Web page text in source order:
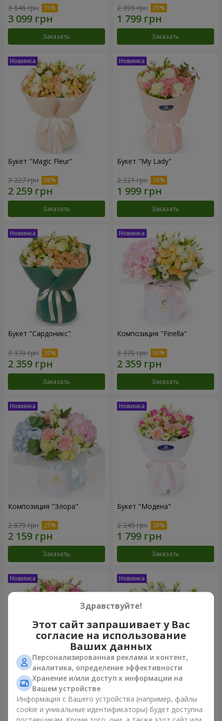
3 646 грн
Заказать
2 399 грн
Заказать
Букет "Magic Fleur"
3 227 грн
Заказать
Букет "My Lady"
2 221 грн
Заказать
Букет "Сардоникс"
3 370 грн
Заказать
Композиция "Finella"
3 370 грн
Заказать
Композиция "Элора"
2 879 грн
Заказать
Букет "Модена"
2 249 грн
Заказать
Букет "Piedmont"
5 012 грн
Композиция "Сильвия"
3 713 грн
Здравствуйте!
Этот сайт запрашивает у Вас
согласие на использование
Ваших данных
Персонализированная реклама и контент,
аналитика, определение эффективности
Хранение и/или доступ к информации на
Вашем устройстве
Информация с Вашего устройства (например, файлы
cookie и уникальные идентификаторы) будет доступна